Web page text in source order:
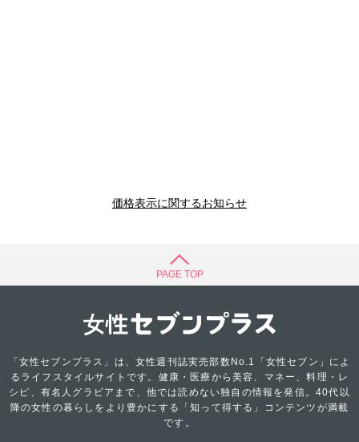
価格表示に関するお知らせ
PAGE TOP
「女性セブンプラス」は、女性週刊誌実売部数No.1「女性セブン」によ
るライフスタイルサイトです。健康・医療から美容、マネー、料理・レ
シピ、有名人グラビアまで、他では読めない独自の情報を発信。40代以
降の女性の暮らしをより豊かにする「知って得する」コンテンツが満載
です。